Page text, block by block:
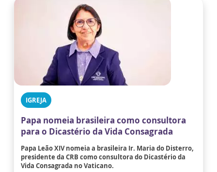
IGREJA
Papa nomeia brasileira como consultora
para o Dicastério da Vida Consagrada
Papa Leão XIV nomeia a brasileira Ir. Maria do Disterro,
presidente da CRB como consultora do Dicastério da
Vida Consagrada no Vaticano.